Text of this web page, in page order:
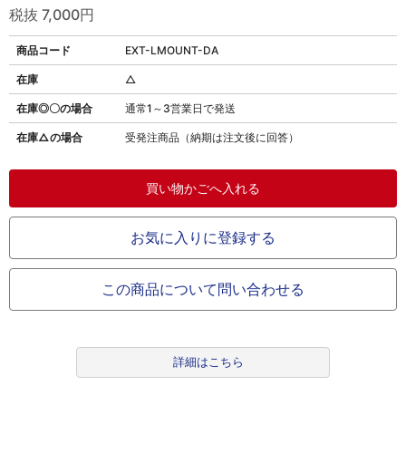
税抜 7,000円
商品コード EXT-LMOUNT-DA
在庫◎〇の場合 通常1～3営業日で発送
在庫△の場合 受発注商品（納期は注文後に回答）
在庫 △
お気に入りに登録する
この商品について問い合わせる
詳細はこちら